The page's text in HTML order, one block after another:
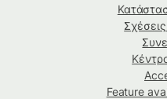
Feature